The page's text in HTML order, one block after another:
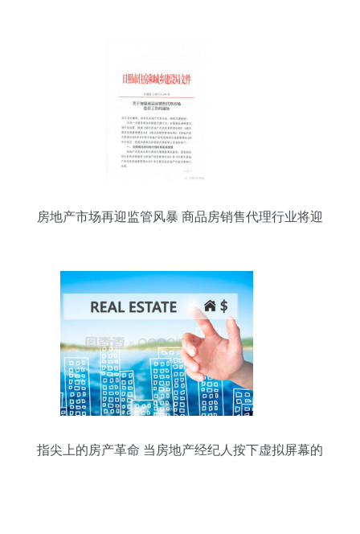
房地产市场再迎监管风暴 商品房销售代理行业将迎
指尖上的房产革命 当房地产经纪人按下虚拟屏幕的